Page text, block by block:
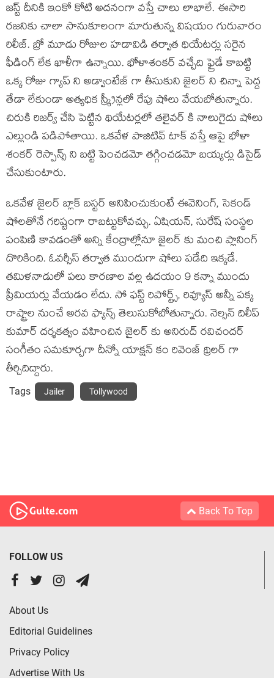
జస్ట్ దీనికి ఇంకో కోటి అదనంగా వస్తే చాలు లాభాలే. ఈసారి
రజనికు చాలా సానుకూలంగా మారుతున్న విషయం గురువారం
రిలీజ్. బ్రో మూడు రోజుల హడావిడి తర్వాత థియేటర్లు సరైన
ఫీడింగ్ లేక ఖాళీగా ఉన్నాయి. భోళాశంకర్ వచ్చేది ఫ్రైడే కాబట్టి
ఒక్క రోజు గ్యాప్ ని అడ్వాంటేజ్ గా తీసుకుని జైలర్ ని చిన్నా పెద్ద
తేడా లేకుండా అత్యధిక స్క్రీన్లలో రేపు షోలు వేయబోతున్నారు.
చిరుకి రిజర్వ్ చేసి పెట్టిన థియేటర్లలో తలైవర్ కి నాలుగైదు షోలు
ఎల్లుండి పడిపోతాయి. ఒకవేళ పాజిటివ్ టాక్ వస్తే ఆపై భోళా
శంకర్ రెస్పాన్స్ ని బట్టి పెంచడమో తగ్గించడమో బయ్యర్లు డిసైడ్
చేసుకుంటారు.
ఒకవేళ జైలర్ బ్లాక్ బస్టర్ అనిపించుకుంటే ఈవెనింగ్, సెకండ్
షోలతోనే గరిష్టంగా రాబట్టుకోవచ్చు. ఏషియన్, సురేష్ సంస్థల
పంపిణి కావడంతో అన్ని కేంద్రాల్లోనూ జైలర్ కు మంచి ప్లానింగ్
దొరికింది. ఓవర్సీస్ తర్వాత ముందుగా షోలు పడేది ఇక్కడే.
తమిళనాడులో పలు కారణాల వల్ల ఉదయం 9 కన్నా ముందు
ప్రీమియర్లు వేయడం లేదు. సో ఫస్ట్ రిపోర్ట్స్, రివ్యూస్ అన్నీ పక్క
రాష్ట్రాల నుంచే అరవ ఫ్యాన్స్ తెలుసుకోబోతున్నారు. నెల్సన్ దిలీప్
కుమార్ దర్శకత్వం వహించిన జైలర్ కు అనిరుద్ రవిచందర్
సంగీతం సమకూర్చగా దీన్నో యాక్షన్ కం రివెంజ్ థ్రిలర్ గా
తీర్చిదిద్దారు.
Tags Jailer Tollywood
Back To Top
FOLLOW US
About Us
Editorial Guidelines
Privacy Policy
Advertise With Us